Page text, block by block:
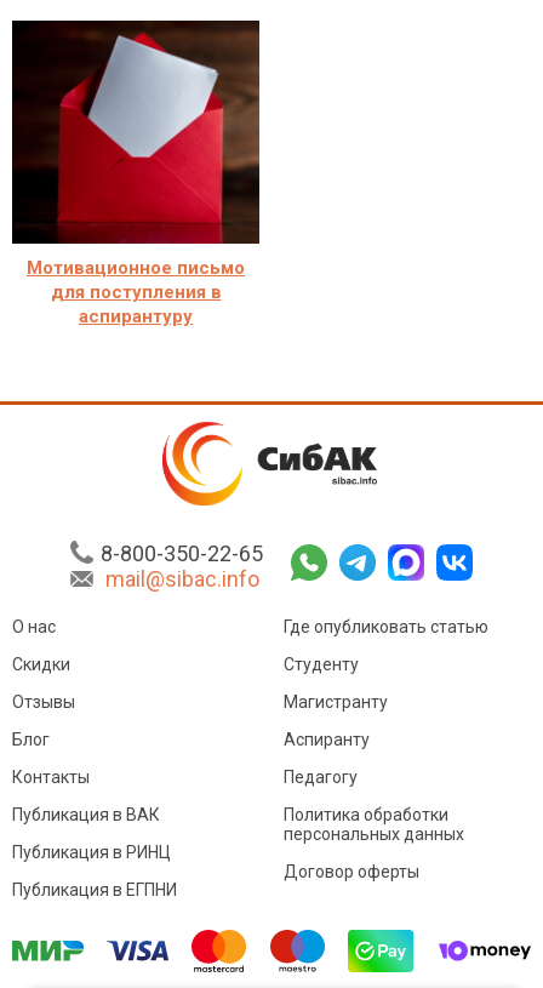
Мотивационное письмо
для поступления в
аспирантуру
8-800-350-22-65
mail@sibac.info
О нас
Скидки
Отзывы
Блог
Контакты
Где опубликовать статью
Студенту
Магистранту
Аспиранту
Педагогу
Публикация в ВАК
Публикация в РИНЦ
Публикация в ЕГПНИ
Политика обработки
персональных данных
Договор оферты